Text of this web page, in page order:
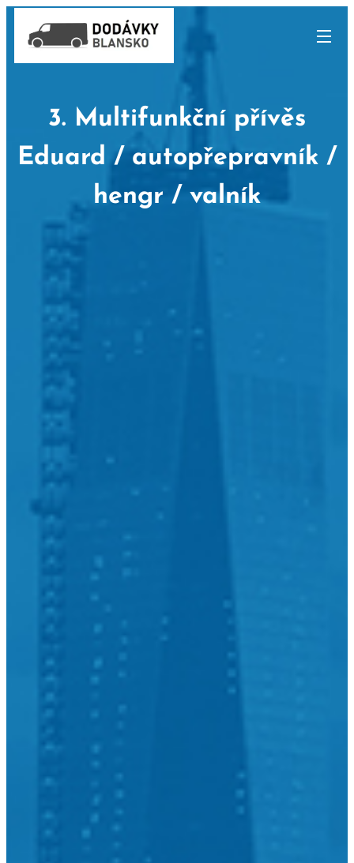
3. Multifunkční přívěs
Eduard / autopřepravník /
hengr / valník